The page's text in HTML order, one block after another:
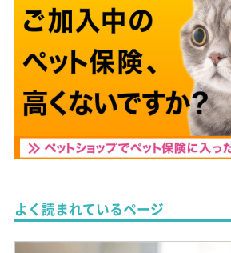
よく読まれているページ